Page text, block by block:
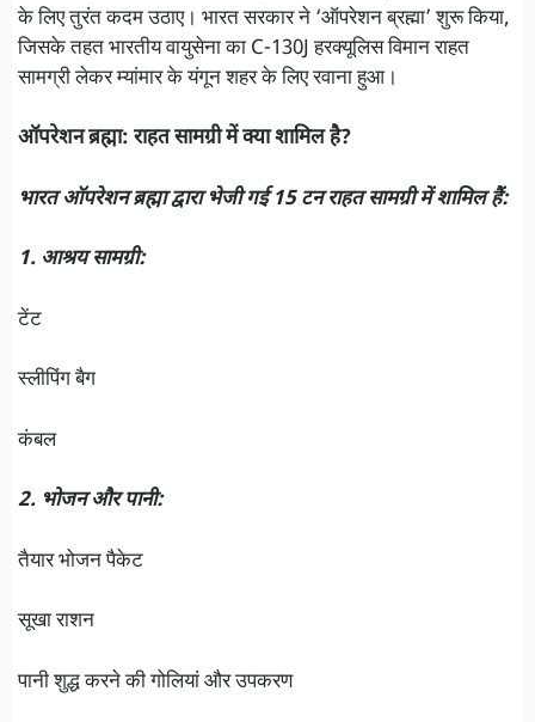
के लिए तुरंत कदम उठाए। भारत सरकार ने ‘ऑपरेशन ब्रह्मा’ शुरू किया,
जिसके तहत भारतीय वायुसेना का C-130J हरक्यूलिस विमान राहत
सामग्री लेकर म्यांमार के यंगून शहर के लिए रवाना हुआ।
ऑपरेशन ब्रह्मा: राहत सामग्री में क्या शामिल है?
भारत ऑपरेशन ब्रह्मा द्वारा भेजी गई 15 टन राहत सामग्री में शामिल हैं:
1. आश्रय सामग्री:
टेंट
स्लीपिंग बैग
कंबल
2. भोजन और पानी:
तैयार भोजन पैकेट
सूखा राशन
पानी शुद्ध करने की गोलियां और उपकरण